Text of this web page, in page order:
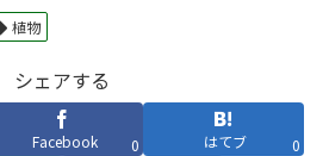
植物
シェアする
Facebook 0 はてブ 0